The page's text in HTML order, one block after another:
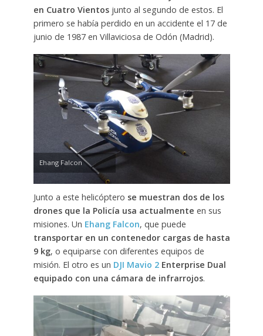
en Cuatro Vientosjunto al segundo de estos. El
primero se había perdido en un accidente el 17 de
junio de 1987 en Villaviciosa de Odón (Madrid).
Ehang Falcon
Junto a este helicóptero se muestran dos de los
drones que la Policía usa actualmente en sus
misiones. Un Ehang Falcon, que puede
transportar en un contenedor cargas de hasta
9 kg, o equiparse con diferentes equipos de
misión. El otro es un DJI Mavio 2Enterprise Dual
equipado con una cámara de infrarrojos.